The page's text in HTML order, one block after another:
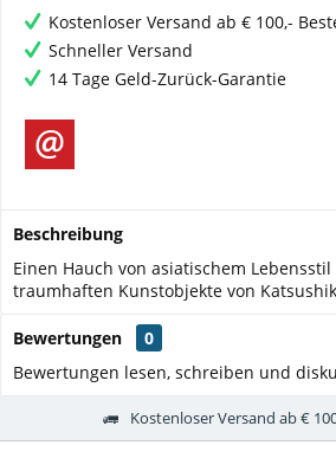
Kostenloser Versand ab € 100,-
Schneller Versand
14 Tage Geld-Zurück-Garantie
Beschreibung
Einen Hauch von asiatischem
traumhaften Kunstobjekte von
Bewertungen
0
Bewertungen lesen, schreiben und
Kostenloser Versand ab €